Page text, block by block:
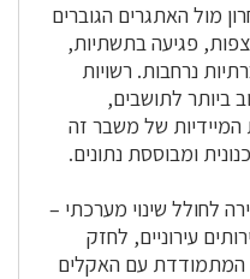
מול האתגרים הגוברים
פגיעה בתשתיות,
נרחבות. רשויות
ביותר לתושבים,
של משבר זה
ומבוססת נתונים.
לחולל שינוי מערכתי –
עירוניים, לחזק
המתמודדת עם האקלים